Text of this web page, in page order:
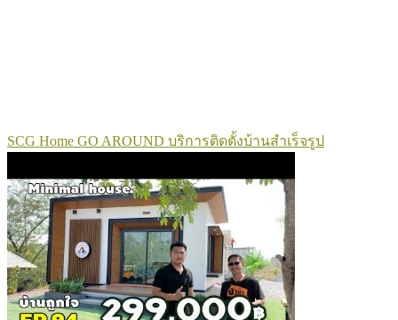
SCG Home GO AROUND บริการติดตั้งบ้านสำเร็จรูป